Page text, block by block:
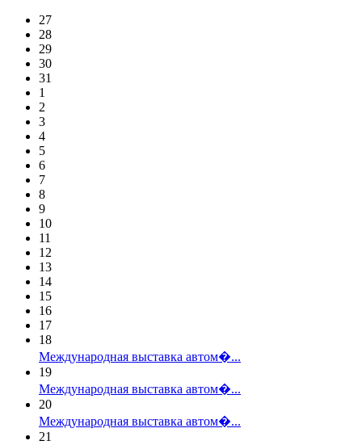
27
28
29
30
31
1
2
3
4
5
6
7
8
9
10
11
12
13
14
15
16
17
18
Международная выставка автом�...
19
Международная выставка автом�...
20
Международная выставка автом�...
21